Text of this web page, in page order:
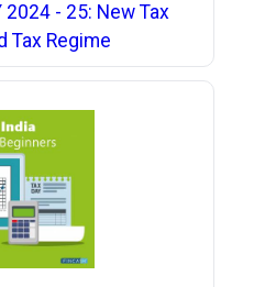
2024 - 25: New Tax
Tax Regime